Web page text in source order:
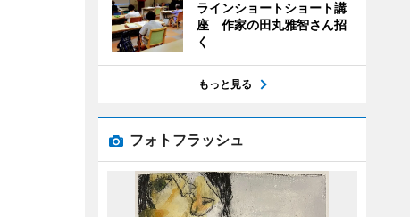
ラインショートショート講
座 作家の田丸雅智さん招
く
もっと見る
フォトフラッシュ